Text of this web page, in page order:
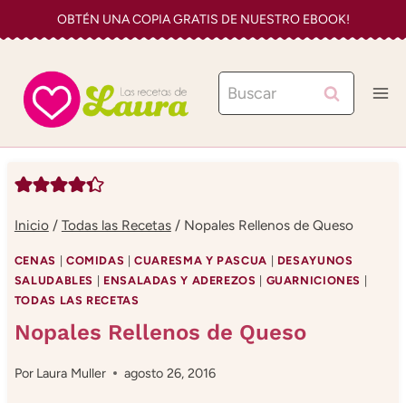
al
contenido
OBTÉN UNA COPIA GRATIS DE NUESTRO EBOOK!
Buscar:
Inicio / Todas las Recetas / Nopales Rellenos de Queso
CENAS COMIDAS |CUARESMA Y PASCUA
DESAYUNOS
SALUDABLES
ENSALADAS Y ADEREZOS GUARNICIONES
TODAS LAS RECETAS
Nopales Rellenos de Queso
Por Laura Muller agosto 26, 2016